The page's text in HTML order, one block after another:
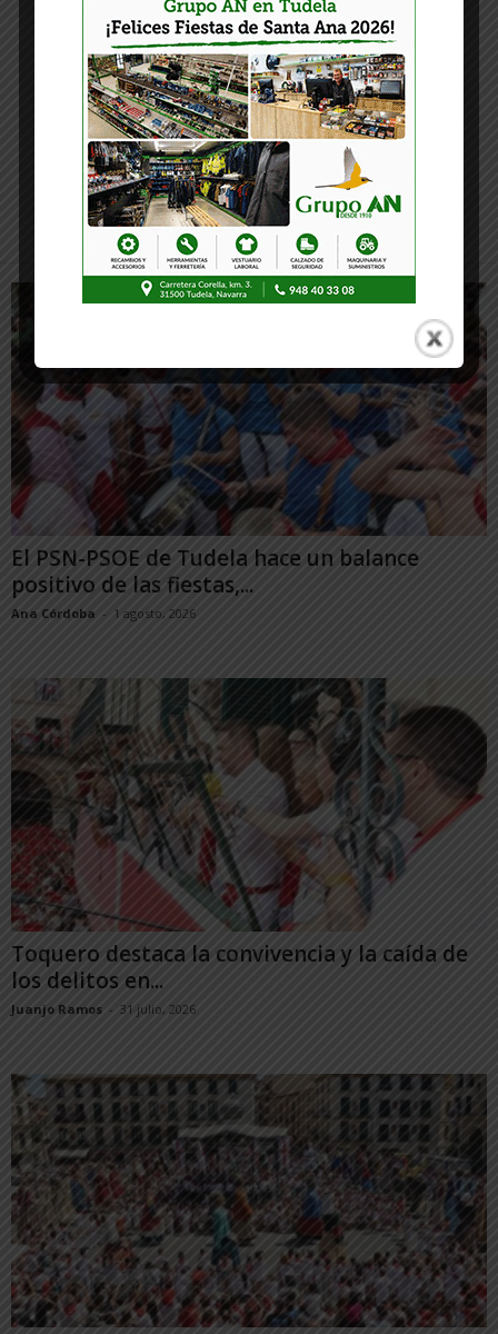
El PSN-PSOE de Tudela hace un balance
positivo de las fiestas,...
Ana Córdoba - 1 agosto, 2026
Toquero destaca la convivencia y la caída de
los delitos en...
Juanjo Ramos - 31 julio, 2026